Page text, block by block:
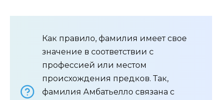
Как правило, фамилия имеет свое
значение в соответствии с
профессией или местом
происхождения предков. Так,
фамилия Амбатьелло связана с